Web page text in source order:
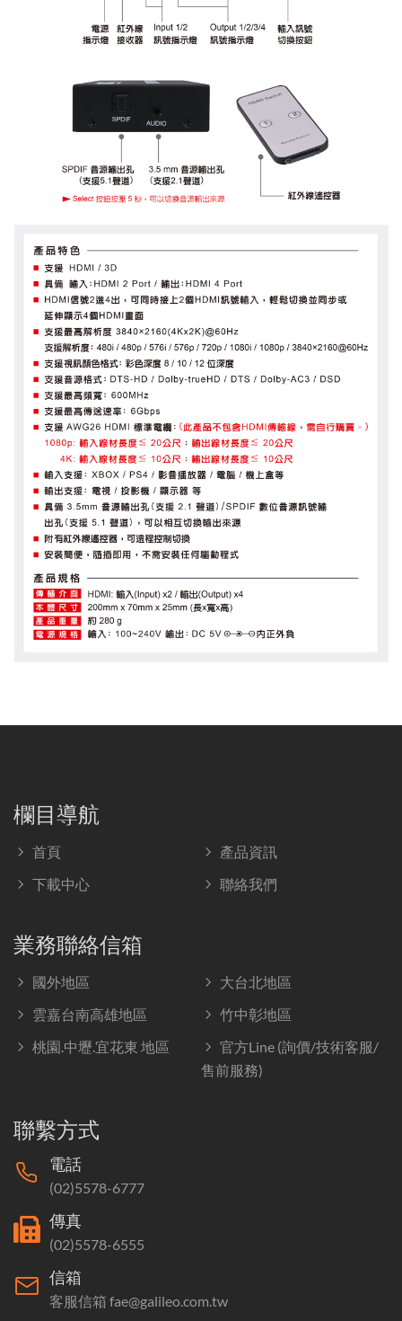
欄目導航
首頁
產品資訊
下載中心
聯絡我們
業務聯絡信箱
國外地區
大台北地區
雲嘉台南高雄地區
竹中彰地區
桃園.中壢.宜花東 地區
官方Line (詢價/技術客服/
售前服務)
聯繫方式
電話
(02)5578-6777
傳真
(02)5578-6555
信箱
客服信箱 fae@galileo.com.tw